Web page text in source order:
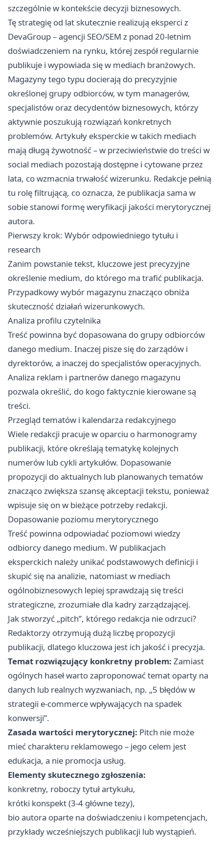
szczególnie w kontekście decyzji biznesowych.
Tę strategię od lat skutecznie realizują eksperci z
DevaGroup – agencji SEO/SEM z ponad 20-letnim
doświadczeniem na rynku, której zespół regularnie
publikuje i wypowiada się w mediach branżowych.
Magazyny tego typu docierają do precyzyjnie
określonej grupy odbiorców, w tym managerów,
specjalistów oraz decydentów biznesowych, którzy
aktywnie poszukują rozwiązań konkretnych
problemów. Artykuły eksperckie w takich mediach
mają długą żywotność – w przeciwieństwie do treści w
social mediach pozostają dostępne i cytowane przez
lata, co wzmacnia trwałość wizerunku. Redakcje pełnią
tu rolę filtrującą, co oznacza, że publikacja sama w
sobie stanowi formę weryfikacji jakości merytorycznej
autora.
Pierwszy krok: Wybór odpowiedniego tytułu i
research
Zanim powstanie tekst, kluczowe jest precyzyjne
określenie medium, do którego ma trafić publikacja.
Przypadkowy wybór magazynu znacząco obniża
skuteczność działań wizerunkowych.
Analiza profilu czytelnika
Treść powinna być dopasowana do grupy odbiorców
danego medium. Inaczej pisze się do zarządów i
dyrektorów, a inaczej do specjalistów operacyjnych.
Analiza reklam i partnerów danego magazynu
pozwala określić, do kogo faktycznie kierowane są
treści.
Przegląd tematów i kalendarza redakcyjnego
Wiele redakcji pracuje w oparciu o harmonogramy
publikacji, które określają tematykę kolejnych
numerów lub cykli artykułów. Dopasowanie
propozycji do aktualnych lub planowanych tematów
znacząco zwiększa szansę akceptacji tekstu, ponieważ
wpisuje się on w bieżące potrzeby redakcji.
Dopasowanie poziomu merytorycznego
Treść powinna odpowiadać poziomowi wiedzy
odbiorcy danego medium. W publikacjach
eksperckich należy unikać podstawowych definicji i
skupić się na analizie, natomiast w mediach
ogólnobiznesowych lepiej sprawdzają się treści
strategiczne, zrozumiałe dla kadry zarządzającej.
Jak stworzyć „pitch”, którego redakcja nie odrzuci?
Redaktorzy otrzymują dużą liczbę propozycji
publikacji, dlatego kluczowa jest ich jakość i precyzja.
Temat rozwiązujący konkretny problem: Zamiast
ogólnych haseł warto zaproponować temat oparty na
danych lub realnych wyzwaniach, np. „5 błędów w
strategii e-commerce wpływających na spadek
konwersji”.
Zasada wartości merytorycznej: Pitch nie może
mieć charakteru reklamowego – jego celem jest
edukacja, a nie promocja usług.
Elementy skutecznego zgłoszenia:
konkretny, roboczy tytuł artykułu,
krótki konspekt (3-4 główne tezy),
bio autora oparte na doświadczeniu i kompetencjach,
przykłady wcześniejszych publikacji lub wystąpień.